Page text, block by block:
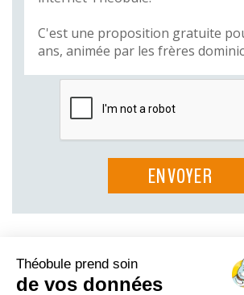
Le Théo-blog
Théobule prend soin
de vos données